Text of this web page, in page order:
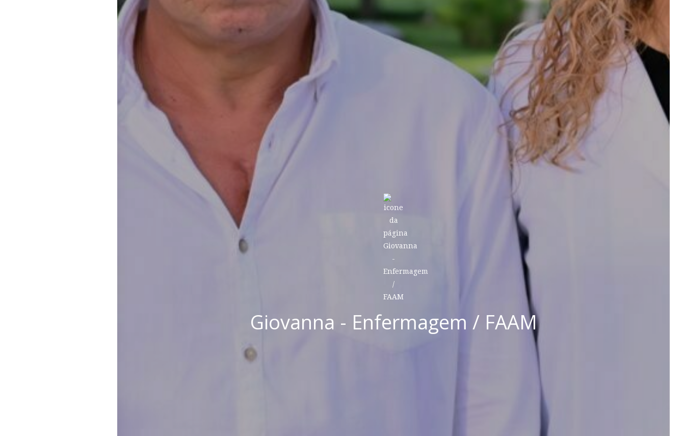
Giovanna - Enfermagem / FAAM